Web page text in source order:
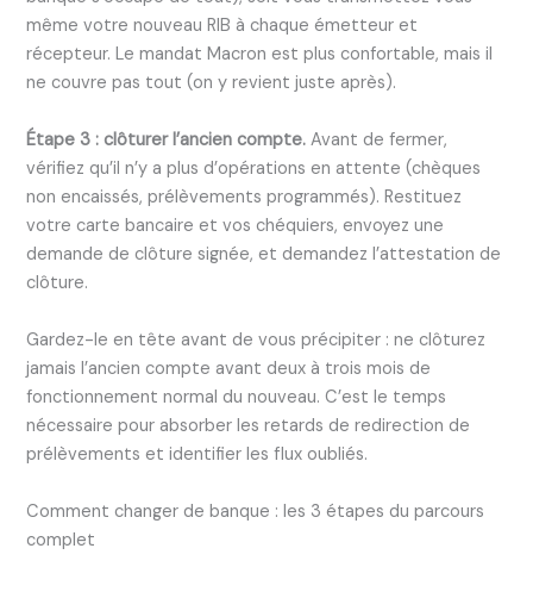
même votre nouveau RIB à chaque émetteur et
récepteur. Le mandat Macron est plus confortable, mais il
ne couvre pas tout (on y revient juste après).
Étape 3 : clôturer l’ancien compte. Avant de fermer,
vérifiez qu’il n’y a plus d’opérations en attente (chèques
non encaissés, prélèvements programmés). Restituez
votre carte bancaire et vos chéquiers, envoyez une
demande de clôture signée, et demandez l’attestation de
clôture.
Gardez-le en tête avant de vous précipiter : ne clôturez
jamais l’ancien compte avant deux à trois mois de
fonctionnement normal du nouveau. C’est le temps
nécessaire pour absorber les retards de redirection de
prélèvements et identifier les flux oubliés.
Comment changer de banque : les 3 étapes du parcours
complet